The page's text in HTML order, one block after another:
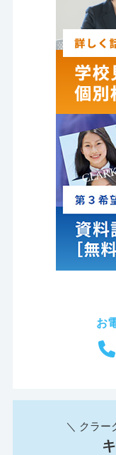
お
＼ クラー